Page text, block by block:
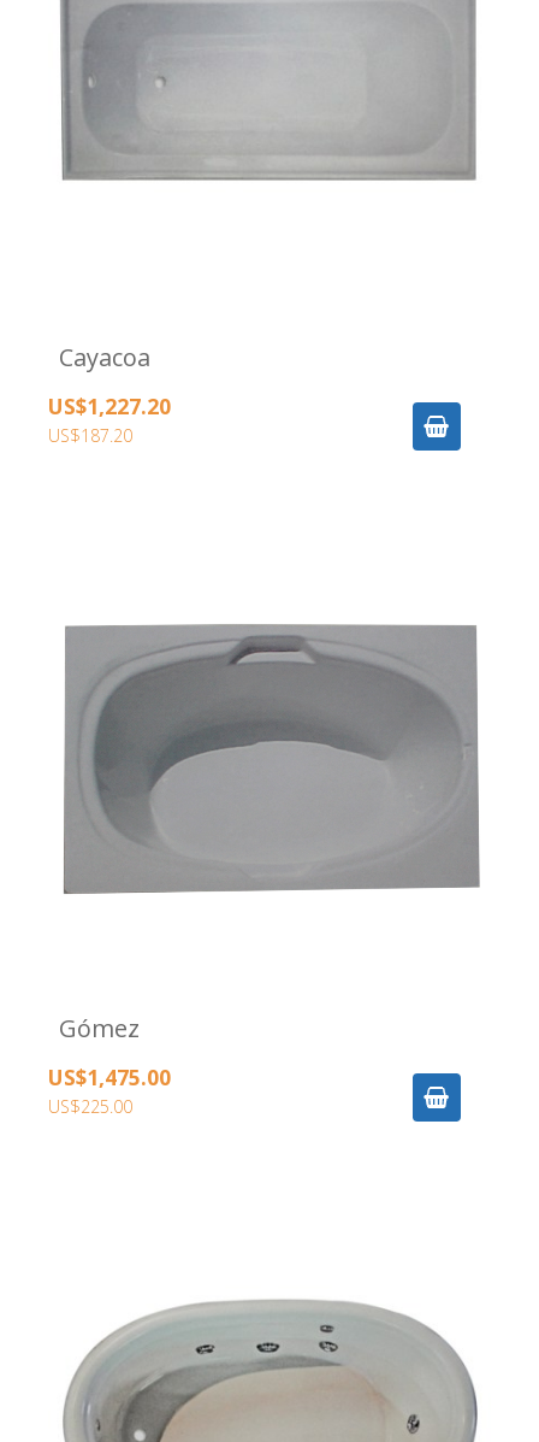
Cayacoa
US$1,227.20
US$187.20
Gómez
US$1,475.00
US$225.00